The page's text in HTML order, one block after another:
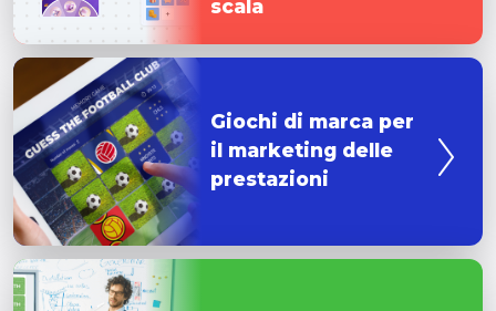
attività di
gamificate